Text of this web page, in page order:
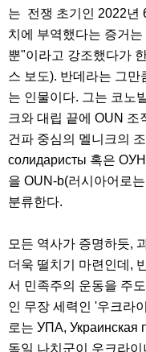
는 전쟁 초기인 2022년
치에 부역했다는 증거
뿐"이라고 강조했다가
스 보도). 반데라는 그만
는 인물이다. 그는 코노
크와 대립 끝에 OUN 조
건파 중심의 멜니크의
солидаристы 혹은
을 OUN-b(러시아어로
분류한다.
모든 역사가 증명하듯,
더욱 떨치기 마련인데,
서 민족주의 운동을 주
인 무장 세력인 '우크라
로는 УПА, Украинская
독일 나치군이 우크라